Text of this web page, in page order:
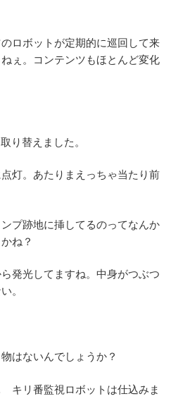
ロボットが定期的に巡回して来
ぇ。コンテンツもほとんど変化
り替えました。
灯。あたりまえっちゃ当たり前
プ跡地に挿してるのってなんか
ね？
発光してますね。中身がつぶつ
。
はないんでしょうか？
リ番監視ロボットは仕込みま